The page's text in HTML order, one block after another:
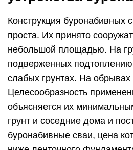
Конструкция буронабивных
проста. Их принято
небольшой площадью. На
подверженных
слабых грунтах. На
Целесообразность
объясняется их
грунт и соседние дома и
буронабивные сваи, цена